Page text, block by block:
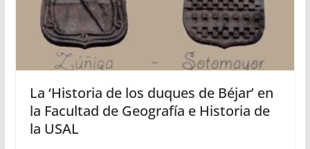
La ‘Historia de los duques de Béjar’ en
la Facultad de Geografía e Historia de
la USAL